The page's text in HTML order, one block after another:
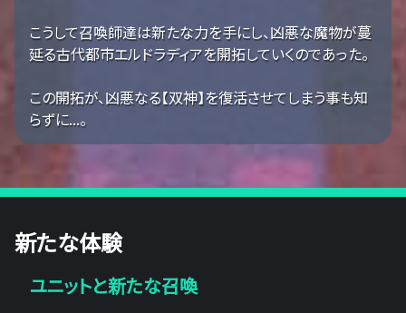
こうして召喚師達は新たな力を手にし、凶悪な魔物が蔓
延る古代都市エルドラディアを開拓していくのであった。
この開拓が、凶悪なる【双神】を復活させてしまう事も知
らずに...。
新たな体験
ユニットと新たな召喚